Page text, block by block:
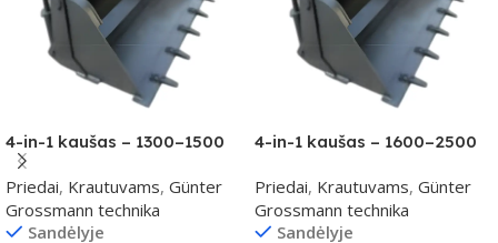
4-in-1 kaušas – 1300–1500
kg klasei
Priedai, Krautuvams, Günter
Grossmann technika
Sandėlyje
4-in-1 kaušas – 1600–2500
Priedai, Krautuvams, Günter
Grossmann technika
Sandėlyje